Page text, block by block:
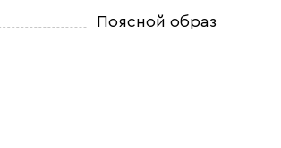
Поясной образ